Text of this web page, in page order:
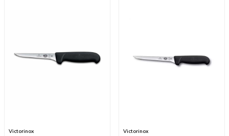
Victorinox Victorinox